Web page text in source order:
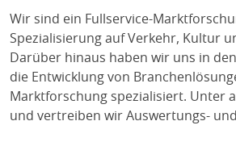
Wir sind ein Fullservice-
Spezialisierung auf Verkehr, Kultur
Darüber hinaus haben wir uns in
die Entwicklung von
Marktforschung spezialisiert. Unter
und vertreiben wir Auswertungs- und